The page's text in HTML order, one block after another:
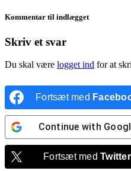
Kommentar til indlægget
Skriv et svar
Du skal være logget ind for at
Fortsæt med
Continue with
Fortsæt medTwitter